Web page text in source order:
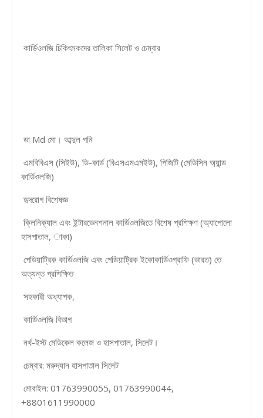
কার্ডিওলজি চিকিৎসকদের তালিকা সিলেট ও ​​চেম্বার
ডা Md মো। আব্দুল গনি
এমবিবিএস (সিইউ), ডি-কার্ড (বিএসএমএমইউ), পিজিটি (মেডিসিন অ্যান্ড
কার্ডিওলজি)
হৃদরোগ বিশেষজ্ঞ
ক্লিনিক্যাল এবং ইন্টারভেনশনাল কার্ডিওলজিতে বিশেষ প্রশিক্ষণ (অ্যাপোলো
হাসপাতাল, াকা)
পেডিয়াট্রিক কার্ডিওলজি এবং পেডিয়াট্রিক ইকোকার্ডিওগ্রাফি (ভারত) তে
অত্যন্ত প্রশিক্ষিত
সহকারী অধ্যাপক,
কার্ডিওলজি বিভাগ
নর্থ-ইস্ট মেডিকেল কলেজ ও হাসপাতাল, সিলেট।
চেম্বার: মরুদ্যান হাসপাতাল সিলেট
মোবাইল: 01763990055, 01763990044,
+8801611990000